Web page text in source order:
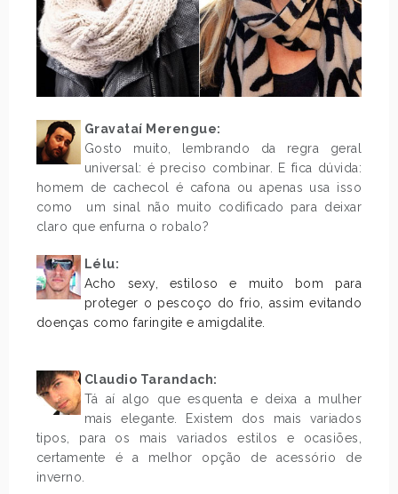
Gravataí Merengue:
Gosto muito, lembrando da regra geral
universal: é preciso combinar. E fica dúvida:
homem de cachecol é cafona ou apenas usa isso
como um sinal não muito codificado para deixar
claro que enfurna o robalo?
Lélu:
Acho sexy, estiloso e muito bom para
proteger o pescoço do frio, assim evitando
doenças como faringite e amigdalite.
Claudio Tarandach:
Tá aí algo que esquenta e deixa a mulher
mais elegante. Existem dos mais variados
tipos, para os mais variados estilos e ocasiões,
certamente é a melhor opção de acessório de
inverno.